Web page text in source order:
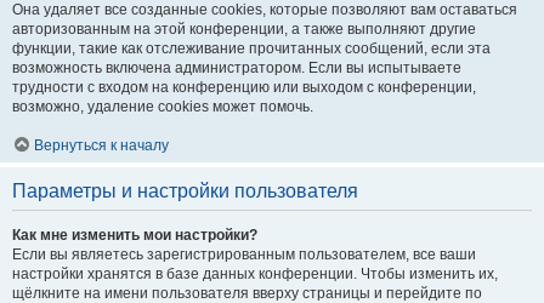
Она удаляет все созданные cookies, которые позволяют вам оставаться
авторизованным на этой конференции, а также выполняют другие
функции, такие как отслеживание прочитанных сообщений, если эта
возможность включена администратором. Если вы испытываете
трудности с входом на конференцию или выходом с конференции,
возможно, удаление cookies может помочь.
Вернуться к началу
Параметры и настройки пользователя
Как мне изменить мои настройки?
Если вы являетесь зарегистрированным пользователем, все ваши
настройки хранятся в базе данных конференции. Чтобы изменить их,
щёлкните на имени пользователя вверху страницы и перейдите по